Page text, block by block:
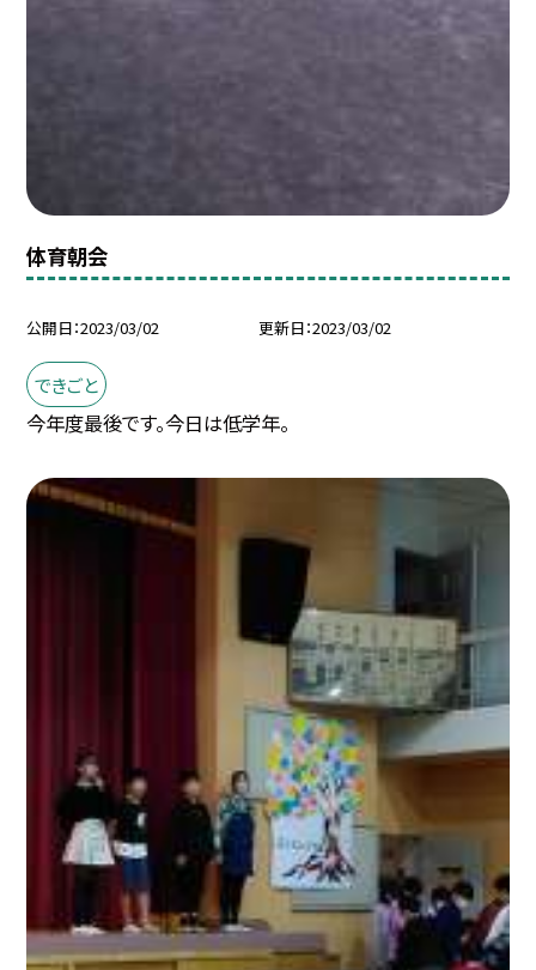
体育朝会
公開日 2023/03/02 更新日 2023/03/02
できごと
今年度最後です。今日は低学年。